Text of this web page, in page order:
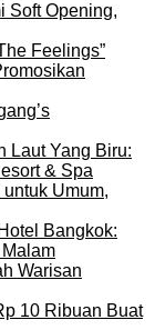
Soft Opening,
Feelings”
Laut Yang Biru:
& Spa
Umum,
Bangkok:
Warisan
10 Ribuan Buat